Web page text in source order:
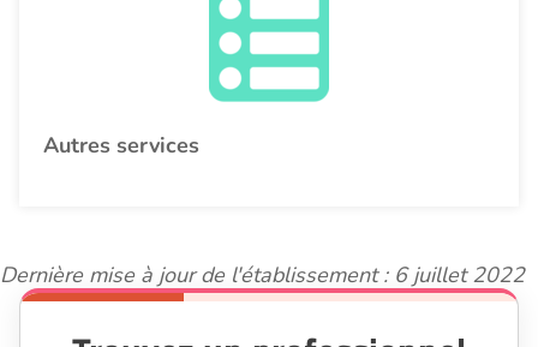
Autres services
Dernière mise à jour de l'établissement : 6 juillet 2022